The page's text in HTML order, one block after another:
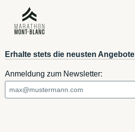
Erhalte stets die neusten Angebote
Anmeldung zum Newsletter: